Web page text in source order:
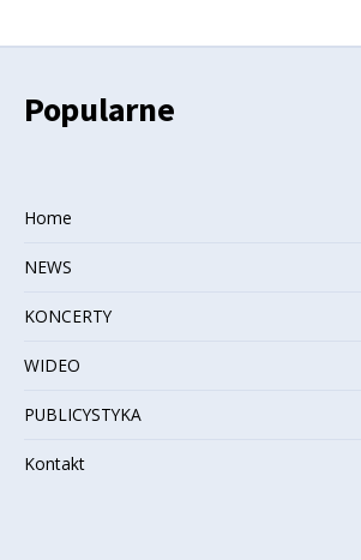
Popularne
Home
NEWS
KONCERTY
WIDEO
PUBLICYSTYKA
Kontakt